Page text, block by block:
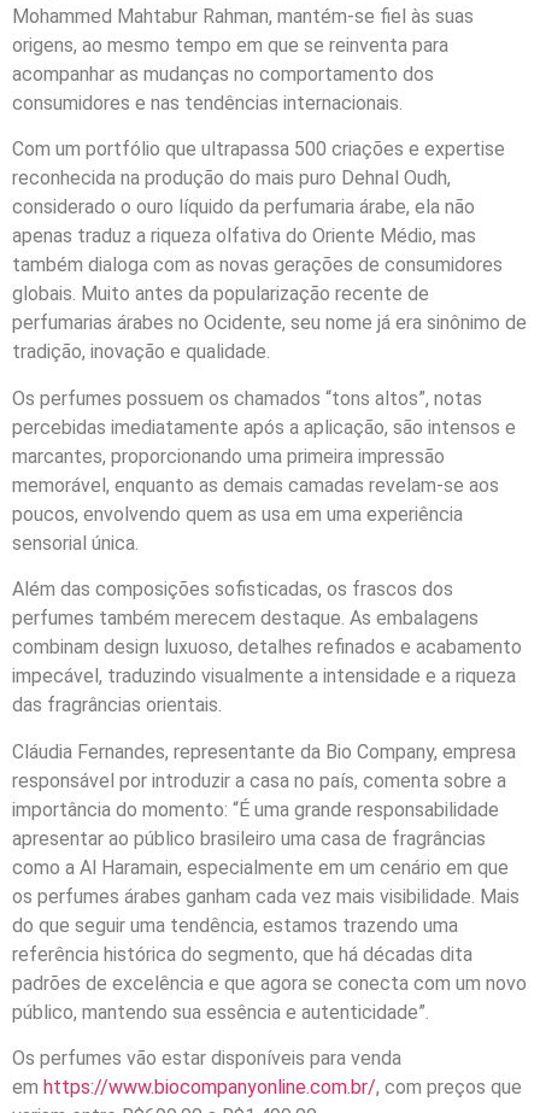
Mohammed Mahtabur Rahman, mantém-se fiel às suas
origens, ao mesmo tempo em que se reinventa para
acompanhar as mudanças no comportamento dos
consumidores e nas tendências internacionais.
Com um portfólio que ultrapassa 500 criações e expertise
reconhecida na produção do mais puro Dehnal Oudh,
considerado o ouro líquido da perfumaria árabe, ela não
apenas traduz a riqueza olfativa do Oriente Médio, mas
também dialoga com as novas gerações de consumidores
globais. Muito antes da popularização recente de
perfumarias árabes no Ocidente, seu nome já era sinônimo de
tradição, inovação e qualidade.
Os perfumes possuem os chamados “tons altos”, notas
percebidas imediatamente após a aplicação, são intensos e
marcantes, proporcionando uma primeira impressão
memorável, enquanto as demais camadas revelam-se aos
poucos, envolvendo quem as usa em uma experiência
sensorial única.
Além das composições sofisticadas, os frascos dos
perfumes também merecem destaque. As embalagens
combinam design luxuoso, detalhes refinados e acabamento
impecável, traduzindo visualmente a intensidade e a riqueza
das fragrâncias orientais.
Cláudia Fernandes, representante da Bio Company, empresa
responsável por introduzir a casa no país, comenta sobre a
importância do momento: “É uma grande responsabilidade
apresentar ao público brasileiro uma casa de fragrâncias
como a Al Haramain, especialmente em um cenário em que
os perfumes árabes ganham cada vez mais visibilidade. Mais
do que seguir uma tendência, estamos trazendo uma
referência histórica do segmento, que há décadas dita
padrões de excelência e que agora se conecta com um novo
público, mantendo sua essência e autenticidade”.
Os perfumes vão estar disponíveis para venda
em https://www.biocompanyonline.com.br/, com preços que